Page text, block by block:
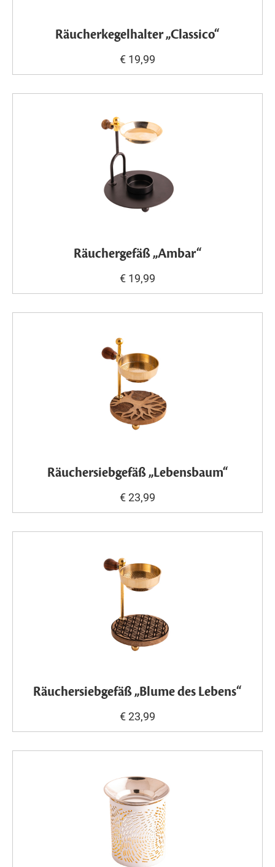
Räucherkegelhalter „Classico“
€ 19,99
Räuchergefäß „Ambar“
€ 19,99
Räuchersiebgefäß „Lebensbaum“
€ 23,99
Räuchersiebgefäß „Blume des Lebens“
€ 23,99